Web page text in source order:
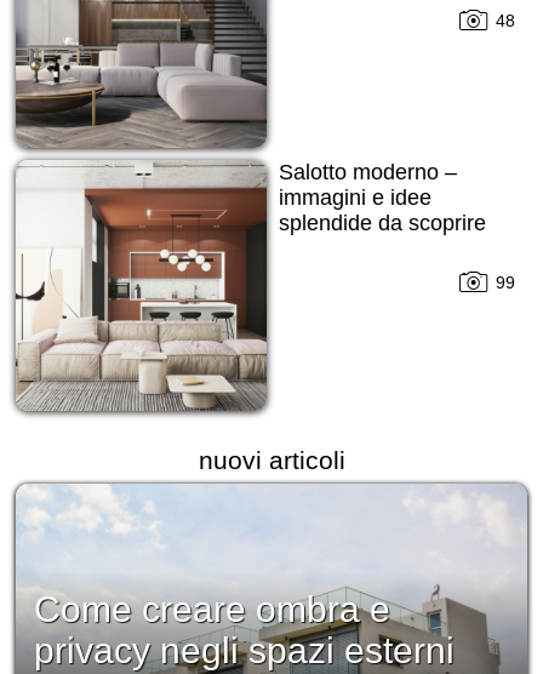
48
Salotto moderno –
immagini e idee
splendide da scoprire
99
nuovi articoli
Come creare ombra e
privacy negli spazi esterni